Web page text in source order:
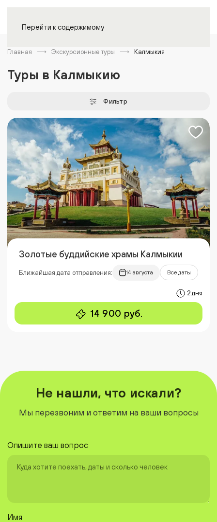
Перейти к содержимому
Главная Экскурсионные туры Калмыкия
Туры в Калмыкию
Фильтр
Золотые буддийские храмы Калмыкии
Ближайшая дата отправления: 14 августа Все даты
2 дня
14 900 руб.
Не нашли, что искали?
Мы перезвоним и ответим на ваши вопросы
Опишите ваш вопрос
Имя